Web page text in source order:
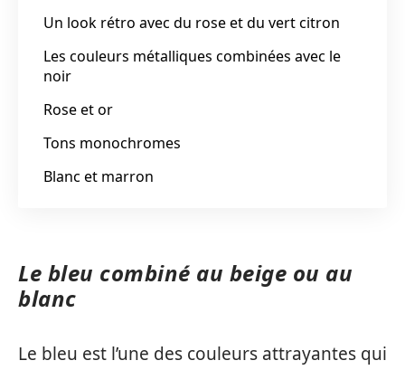
Un look rétro avec du rose et du vert citron
Les couleurs métalliques combinées avec le
noir
Rose et or
Tons monochromes
Blanc et marron
Le bleu combiné au beige ou au
blanc
Le bleu est l’une des couleurs attrayantes qui